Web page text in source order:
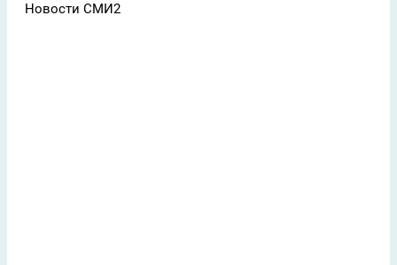
Новости СМИ2